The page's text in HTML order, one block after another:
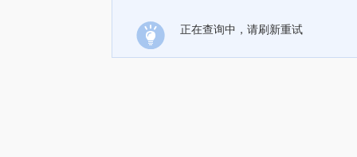
正在查询中，请刷新重试